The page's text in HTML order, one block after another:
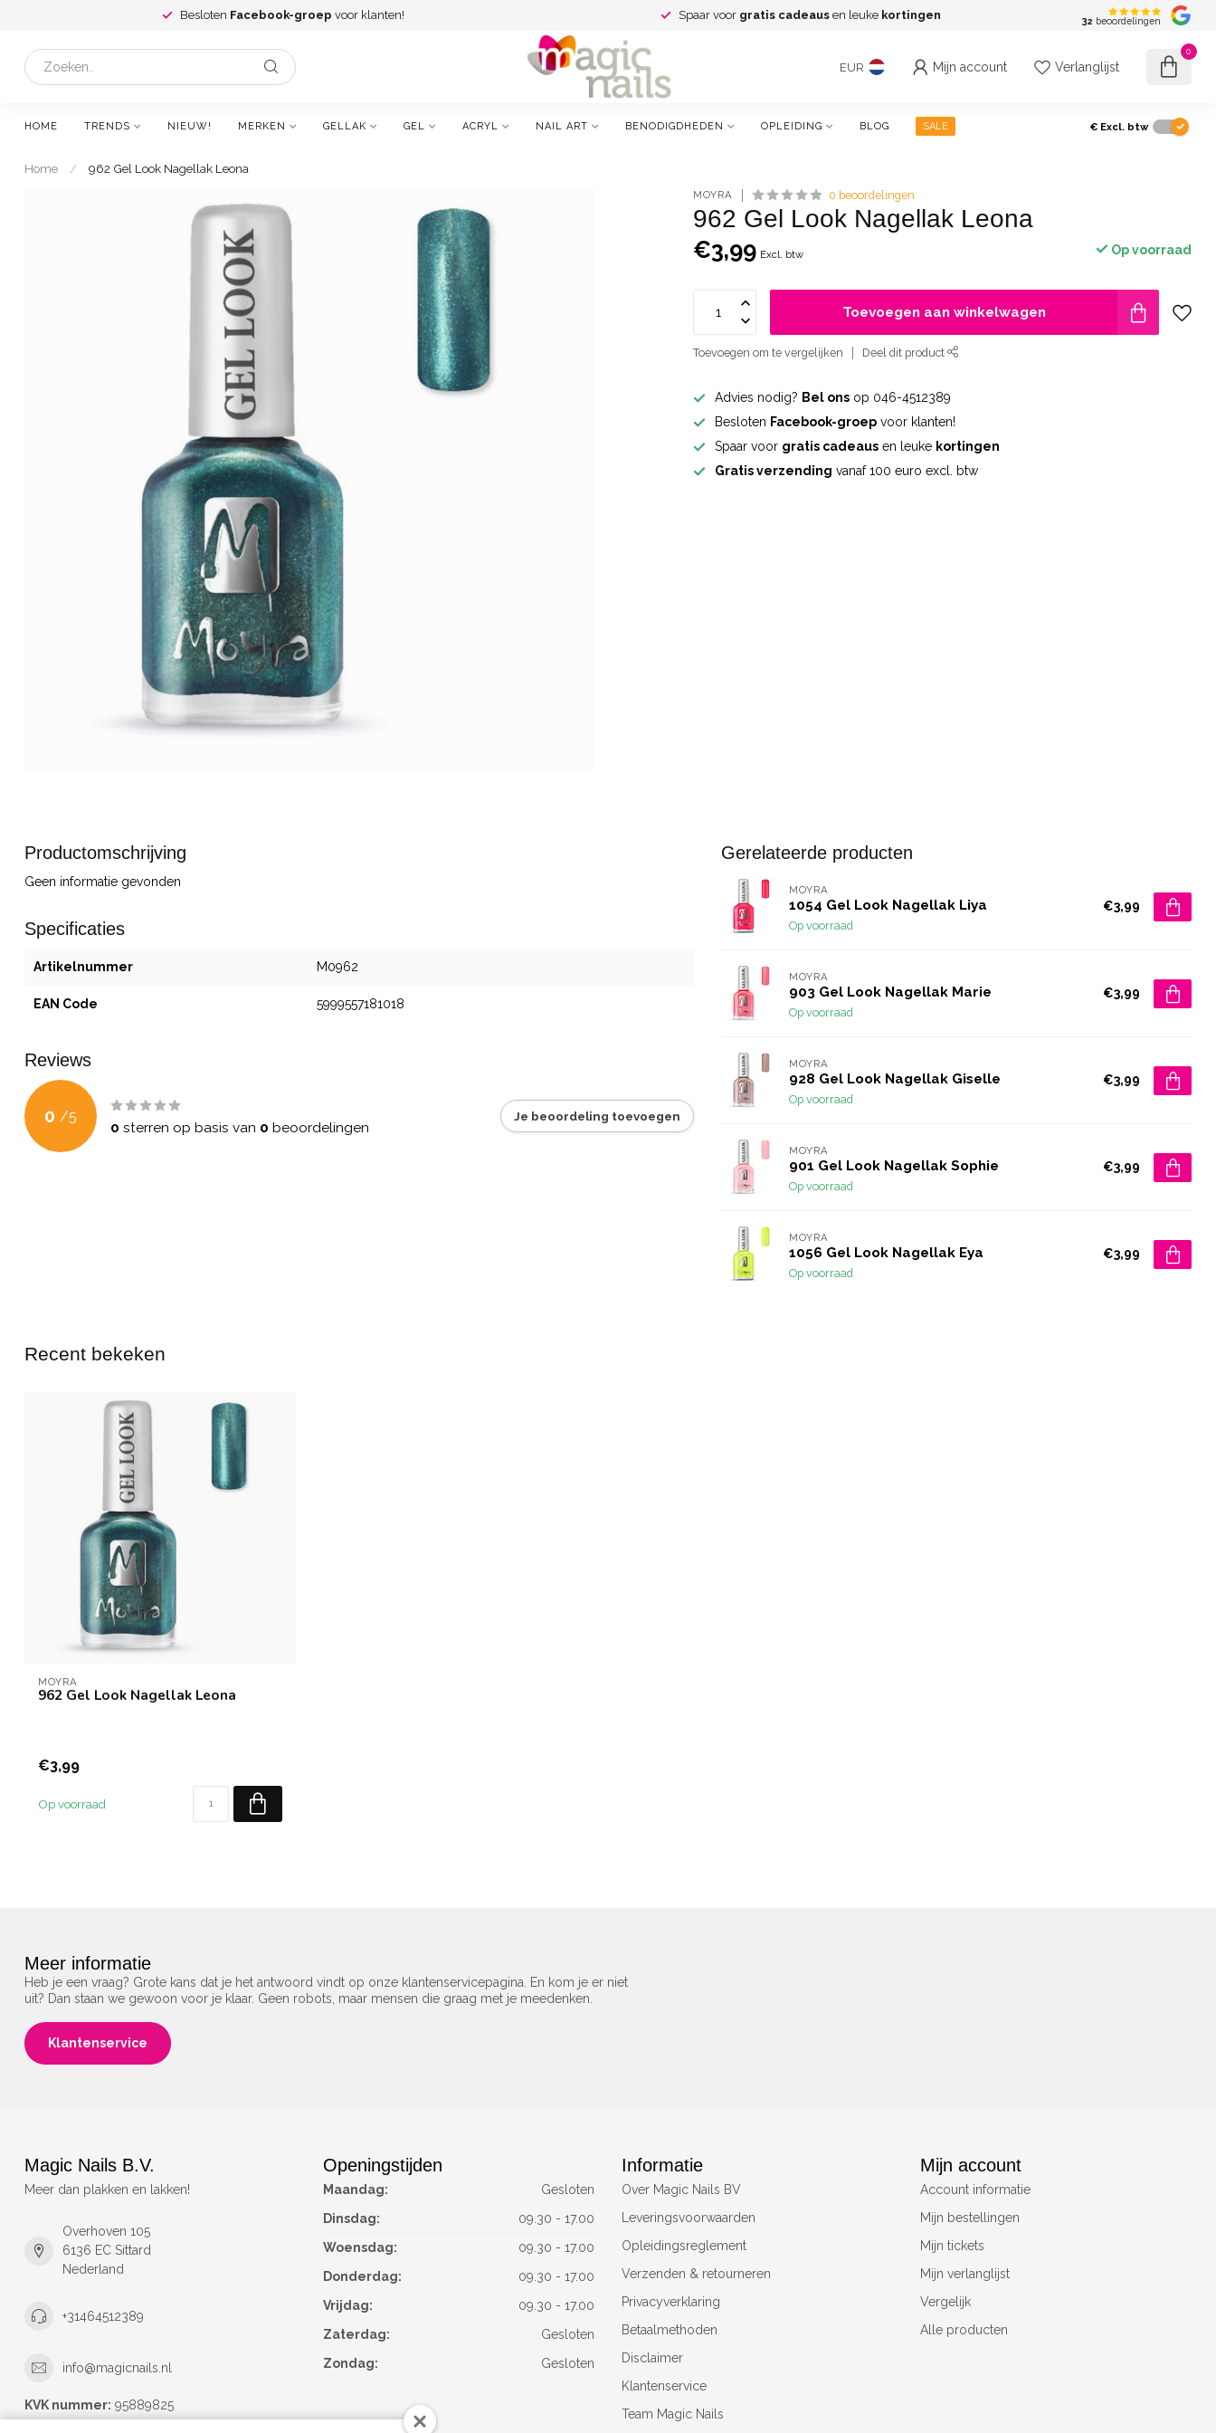
Besloten Facebook-groep voor klanten! Spaar voor gratis cadeaus en leuke kortingen 32 beoordelingen
EUR Mijn account Verlanglijst
0
HOME TRENDS NIEUW! MERKEN GELLAK GEL ACRYL NAIL ART BENODIGDHEDEN OPLEIDING BLOG SALE € Excl. btw
Home / 962 Gel Look Nagellak Leona
MOYRA 0 beoordelingen
962 Gel Look Nagellak Leona
€3,99 Excl. btw Op voorraad
Toevoegen aan winkelwagen
Toevoegen om te vergelijken Deel dit product
Advies nodig? Bel ons op 046-4512389
Besloten Facebook-groep voor klanten!
Spaar voor gratis cadeaus en leuke kortingen
Gratis verzending vanaf 100 euro excl. btw
Productomschrijving
Geen informatie gevonden
Specificaties
Artikelnummer M0962
EAN Code 5999557181018
Reviews
0 /5
0 sterren op basis van 0 beoordelingen
Je beoordeling toevoegen
Gerelateerde producten
MOYRA
1054 Gel Look Nagellak Liya
Op voorraad
€3,99
MOYRA
903 Gel Look Nagellak Marie
Op voorraad
€3,99
MOYRA
928 Gel Look Nagellak Giselle
Op voorraad
€3,99
MOYRA
901 Gel Look Nagellak Sophie
Op voorraad
€3,99
MOYRA
1056 Gel Look Nagellak Eya
Op voorraad
€3,99
Recent bekeken
MOYRA
962 Gel Look Nagellak Leona
€3,99
Op voorraad
Meer informatie
Heb je een vraag? Grote kans dat je het antwoord vindt op onze klantenservicepagina. En kom je er niet
uit? Dan staan we gewoon voor je klaar. Geen robots, maar mensen die graag met je meedenken.
Klantenservice
Magic Nails B.V.
Meer dan plakken en lakken!
Overhoven 105
6136 EC Sittard
Nederland
+31464512389
info@magicnails.nl
KVK nummer: 95889825
Openingstijden
Maandag:
Gesloten
Dinsdag:
09.30 - 17.00
Woensdag:
09.30 - 17.00
Donderdag:
09.30 - 17.00
Vrijdag:
09.30 - 17.00
Zaterdag:
Gesloten
Zondag:
Gesloten
Informatie
Over Magic Nails BV
Leveringsvoorwaarden
Opleidingsreglement
Verzenden & retourneren
Privacyverklaring
Betaalmethoden
Disclaimer
Klantenservice
Team Magic Nails
Mijn account
Account informatie
Mijn bestellingen
Mijn tickets
Mijn verlanglijst
Vergelijk
Alle producten